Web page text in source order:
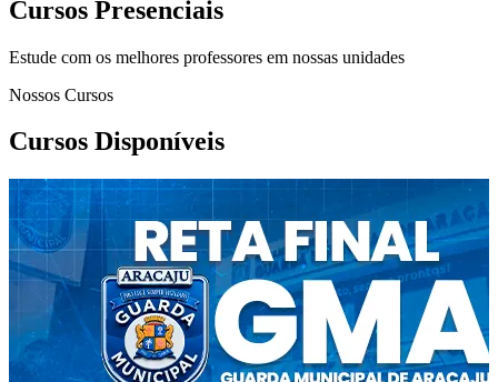
Cursos Presenciais
Estude com os melhores professores em nossas unidades
Nossos Cursos
Cursos Disponíveis